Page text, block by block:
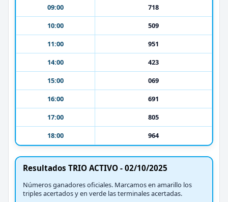
09:00
718
10:00
509
11:00
951
14:00
423
15:00
069
16:00
691
17:00
805
18:00
964
Resultados TRIO ACTIVO - 02/10/2025
Números ganadores oficiales. Marcamos en amarillo los
triples acertados y en verde las terminales acertadas.